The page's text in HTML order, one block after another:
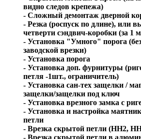
видно следов крепежа)
- Сложный демонтаж дверной
- Резка (роспуск по длине), или
четверти сэндвич-коробки (за 1
- Установка "Умного" порога (без
заводской врезки)
- Установка порога
- Установка доп. фурнитуры
петля -1шт., ограничитель)
- Установка сан-тех защелки /
защелки/защелки под ключ
- Установка врезного замка с
- Установка и настройка
петли
- Врезка скрытой петли (HH2,